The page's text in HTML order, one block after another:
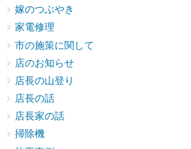
嫁のつぶやき
家電修理
市の施策に関して
店のお知らせ
店長の山登り
店長の話
店長家の話
掃除機